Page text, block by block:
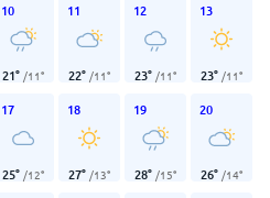
10
21° /11°
11
22° /11°
12
23° /11°
13
23° /11°
17
25° /12°
18
27° /13°
19
28° /15°
20
26° /14°